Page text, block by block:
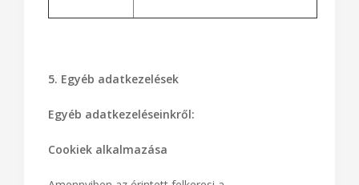
5. Egyéb adatkezelések
Egyéb adatkezeléseinkről:
Cookiek alkalmazása